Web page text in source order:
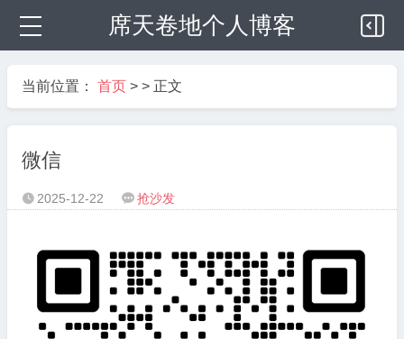
席天卷地个人博客
当前位置： 首页 > > 正文
微信
 2025-12-22  抢沙发